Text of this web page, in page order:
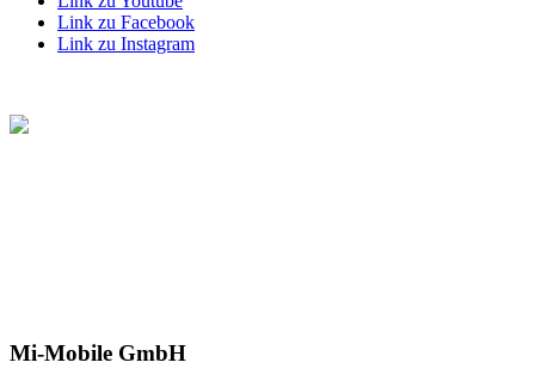
Link zu Facebook
Link zu Instagram
Mi-Mobile GmbH